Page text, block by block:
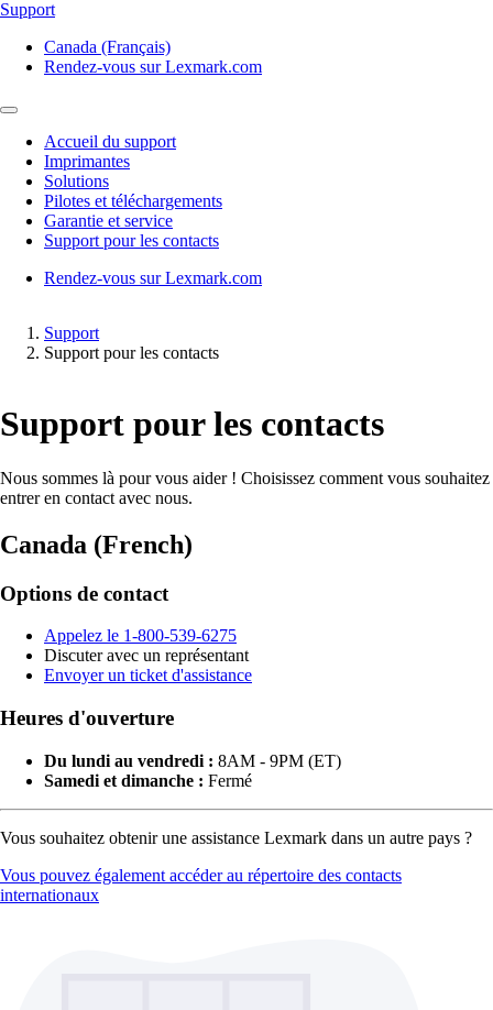
Support
Canada (Français)
Rendez-vous sur Lexmark.com
Accueil du support
Imprimantes
Solutions
Pilotes et téléchargements
Garantie et service
Support pour les contacts
Rendez-vous sur Lexmark.com
Support
Support pour les contacts
Support pour les contacts
Nous sommes là pour vous aider ! Choisissez comment vous souhaitez
entrer en contact avec nous.
Canada (French)
Options de contact
Appelez le 1-800-539-6275
Discuter avec un représentant
Envoyer un ticket d'assistance
Heures d'ouverture
Du lundi au vendredi : 8AM - 9PM (ET)
Samedi et dimanche : Fermé
Vous souhaitez obtenir une assistance Lexmark dans un autre pays ?
Vous pouvez également accéder au répertoire des contacts
internationaux